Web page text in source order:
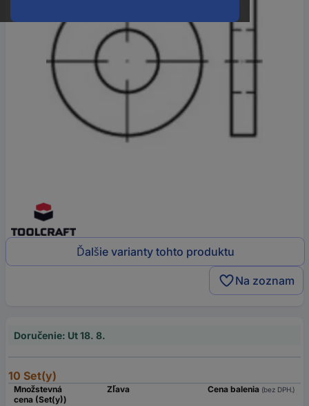
Ďalšie varianty tohto produktu
Na zoznam
Doručenie: Ut 18. 8.
10 Set(y)
Množstevná
cena (Set(y))
Zľava Cena balenia (bez DPH.)